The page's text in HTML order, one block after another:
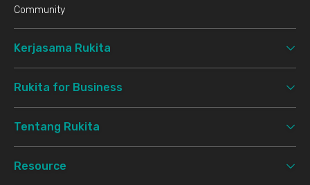
Community
Kerjasama Rukita
Rukita for Business
Tentang Rukita
Resource